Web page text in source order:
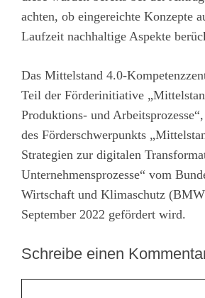
achten, ob eingereichte Konzepte
Laufzeit nachhaltige Aspekte
Das Mittelstand 4.0-
Teil der Förderinitiative
Produktions- und
des Förderschwerpunkts
Strategien zur digitalen
Unternehmensprozesse“ vom
Wirtschaft und Klimaschutz
September 2022 gefördert wird.
Schreibe einen